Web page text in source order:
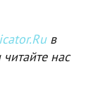
в
нас